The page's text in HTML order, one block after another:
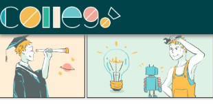
ColleGo! 大學選才與高中育才輔助系統